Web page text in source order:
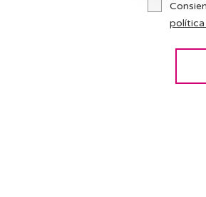
política